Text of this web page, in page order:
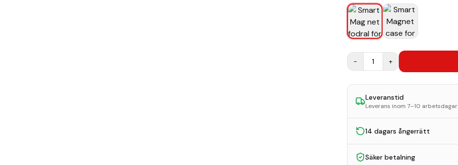
− 1 +
Leveranstid
Leverans inom 7–10 arbetsdagar
14 dagars ångerrätt
Säker betalning